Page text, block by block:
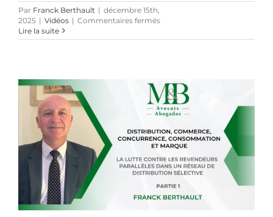
Par Franck Berthault | décembre 15th,
2025 | Vidéos | Commentaires ferméssur
–
sélective
:
quels
leviers
aux
revendeurs
?
(Partie
2)
Lire la suite